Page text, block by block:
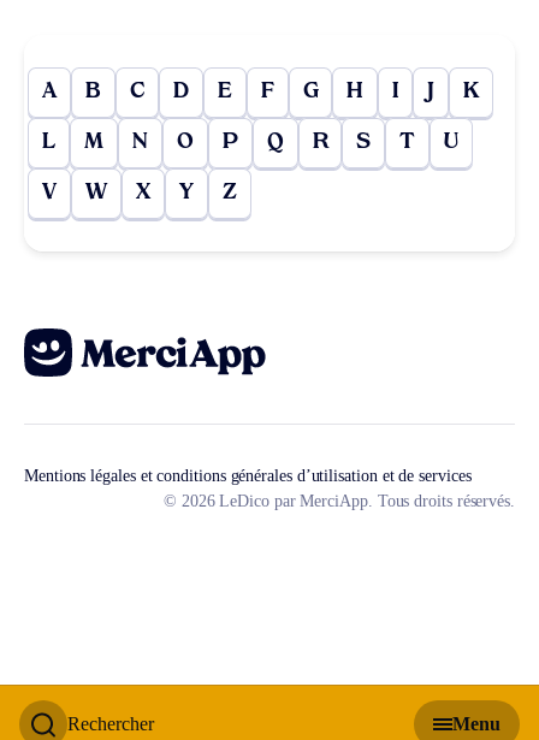
Rechercher Menu
A B C D E F G H I J K
L M N O P Q R S T U
V W X Y Z
Mentions légales et conditions générales d’utilisation et de services
© 2026 LeDico par MerciApp. Tous droits réservés.